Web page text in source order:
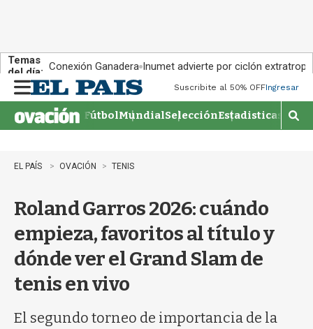
Temas
del día: Conexión Ganadera Inumet advierte por ciclón
n
u
Suscribite al 50% OFFIngresar
FútbolMundialSelecciónEstadisticas
M
o
EL PAÍS OVACIÓN TENIS
Roland Garros 2026: cuándo
empieza, favoritos al título y
dónde ver el Grand Slam de
tenis en vivo
El segundo torneo de importancia de la